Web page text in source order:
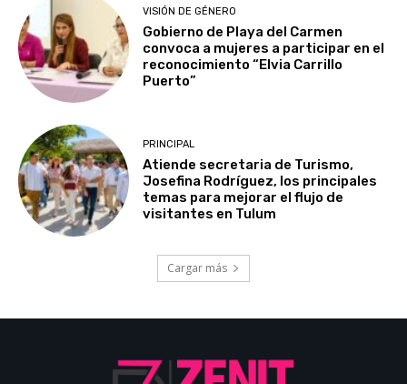
VISIÓN DE GÉNERO
Gobierno de Playa del Carmen
convoca a mujeres a participar en el
reconocimiento “Elvia Carrillo
Puerto”
PRINCIPAL
Atiende secretaria de Turismo,
Josefina Rodríguez, los principales
temas para mejorar el flujo de
visitantes en Tulum
Cargar más